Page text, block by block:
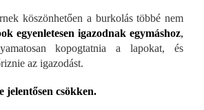
köszönhetően a burkolás többé nem
egyenletesen igazodnak egymáshoz,
kopogtatnia a lapokat, és
az igazodást.
jelentősen csökken.